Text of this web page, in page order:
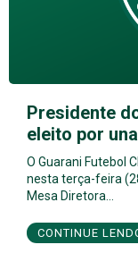
Presidente
eleito por
O Guarani Futebol
nesta terça-feira
Mesa Diretora…
CONTINUE